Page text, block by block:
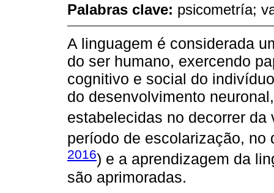
Palabras clave: psicometría;
A linguagem é considerada
do ser humano, exercendo
cognitivo e social do
do desenvolvimento
estabelecidas no decorrer da
período de escolarização, no
2016) e a aprendizagem da
são aprimoradas.